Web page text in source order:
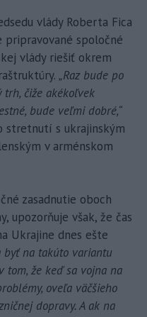
vlády Roberta Fica
pripravované spoločné
vlády riešiť okrem
„Raz bude po
čiže akékoľvek
bude veľmi dobré,“
stretnutí s ukrajinským
v arménskom
zasadnutie oboch
upozorňuje však, že čas
Ukrajine dnes ešte
byť na takúto variantu
tom, že keď sa vojna na
oveľa väčšieho
dopravy. A ak na